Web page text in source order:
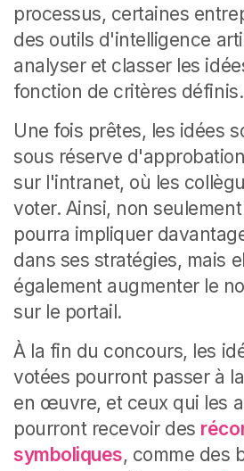
processus, certaines
des outils d'intelligence
analyser et classer les
fonction de critères définis.
Une fois prêtes, les idées
sous réserve
sur l'intranet, où les
voter. Ainsi, non
pourra impliquer
dans ses stratégies, mais
également augmenter le
sur le portail.
À la fin du concours, les
votées pourront passer à
en œuvre, et ceux qui les
pourront recevoir des
symboliques, comme des